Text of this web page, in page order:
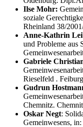
Ilse Mohr:
soziale
Rheinland 38/
Anne-Kathrin
und Probleme aus
Gabriele
Rieselfeld .
Gudrun
Chemnitz.
Oskar Negt:
Gemeinwesens,